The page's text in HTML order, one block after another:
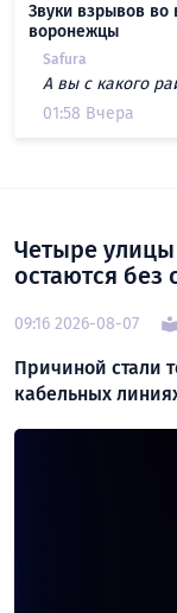
Звуки взрывов во
воронежцы
Safura
А вы с какого
01:58 Вчера
Четыре
остаются без
09:16 2026-08-07
Причиной стали
кабельных